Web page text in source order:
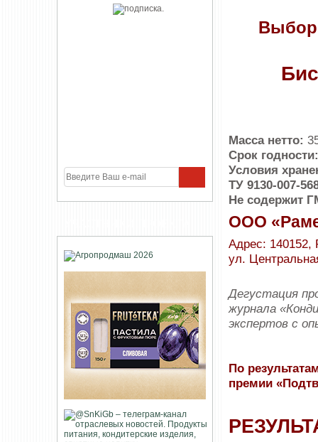
Выбор
Масса нетто:
Срок
Условия
ТУ 9130-007-
Не содержит
ООО
Адрес: 140152,
ул.
Дегустация
журнала
экспертов с
По
премии